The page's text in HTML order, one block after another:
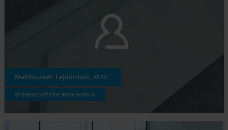
Mahboubeh Tajmirriahi, M.SC.
Wissenschaftliche Mitarbeiterin